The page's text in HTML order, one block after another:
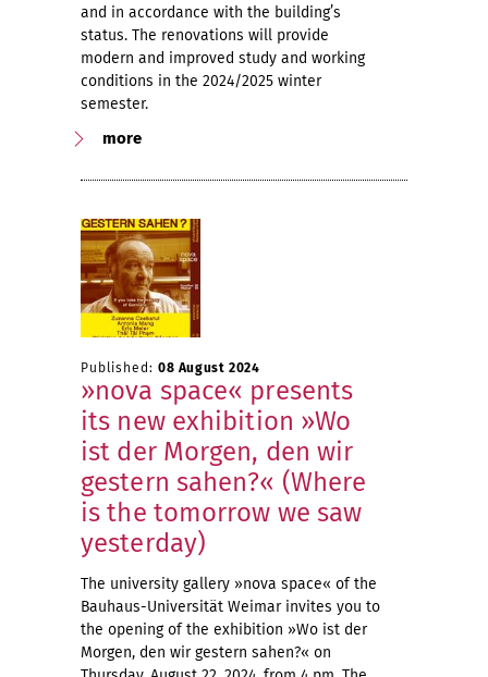
and in accordance with the building’s
status. The renovations will provide
modern and improved study and working
conditions in the 2024/2025 winter
semester.
more
Published: 08 August 2024
»nova space« presents
its new exhibition »Wo
ist der Morgen, den wir
gestern sahen?« (Where
is the tomorrow we saw
yesterday)
The university gallery »nova space« of the
Bauhaus-Universität Weimar invites you to
the opening of the exhibition »Wo ist der
Morgen, den wir gestern sahen?« on